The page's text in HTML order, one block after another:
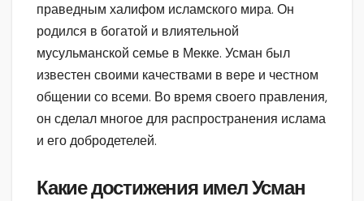
праведным халифом исламского мира. Он
родился в богатой и влиятельной
мусульманской семье в Мекке. Усман был
известен своими качествами в вере и честном
общении со всеми. Во время своего правления,
он сделал многое для распространения ислама
и его добродетелей.
Какие достижения имел Усман